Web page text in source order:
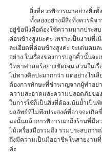
สิ่งที่ควรพิจารณาอย่างยิ่งทั้
อยู่ข้อนึงคือต้องใช้ความมากประส
ค่อนข้างสูงนะคะ เพราะเป็นงานที่เ
ละเอียดที่ค่อนข้างสูงค่ะ จะเด่นคน
อย่าง ในเรื่องของการปลูกคิ้วนั้นจะ
วิทยาศาสตร์อย่างชัดเจน ส่วนในเรื่
ไปทางศิลปะมากกว่า แต่อย่างไรเสี
ต้องการทักษะที่ชำนาญจากผู้ทำอย่
ความสะอาดและความปลอดภัยของ
ในการใช้ก็เป็นสิ่งที่ต้องเน้นย้ำเป็น
ผลลัพธ์ที่ไม่พึงประสงค์ที่อาจจะเกิด
ฉะนั้นแล้วการพิจารณาถึงร้านที่มีค
ไม้เครื่องมือรวมถึง รวมประสบกา
ถึงมีความเป็นมืออาชีพในสายงาน
ค่ะ